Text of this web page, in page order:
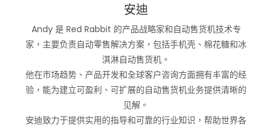
安迪
Andy 是 Red Rabbit 的产品战略家和自动售货机技术专
家，主要负责自动零售解决方案，包括手机壳、棉花糖和冰
淇淋自动售货机。
他在市场趋势、产品开发和全球客户咨询方面拥有丰富的经
验，能为建立可盈利、可扩展的自动售货机业务提供清晰的
见解。
安迪致力于提供实用的指导和可靠的行业知识，帮助世界各